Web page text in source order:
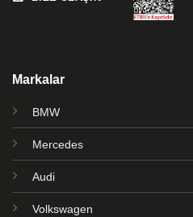
Markalar
BMW
Mercedes
Audi
Volkswagen